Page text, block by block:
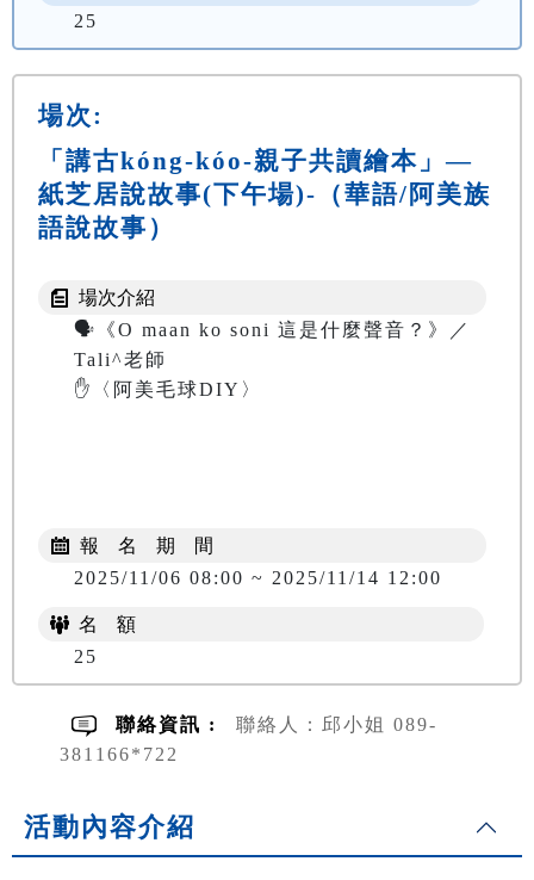
25
場次:
「講古kóng-kóo-親子共讀繪本」—
紙芝居說故事(下午場)-（華語/阿美族
語說故事）
場次介紹
🗣️《O maan ko soni 這是什麼聲音？》／
Tali^老師
✋〈阿美毛球DIY〉
報 名 期 間
2025/11/06 08:00 ~ 2025/11/14 12:00
名 額
25
聯絡資訊 :
聯絡人：邱小姐 089-
381166*722
活動內容介紹